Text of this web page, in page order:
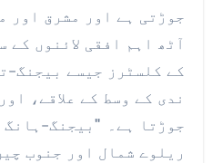
جوڑتی ہے اور مشرق اور
آٹھ اہم افقی لائنوں کے
کے کلسٹرز جیسے بیجنگ-
ندی کے وسط کے علاقے،
جوڑتا ہے۔ "بیجنگ-ہانگ
ریلوے شمال اور جنوب